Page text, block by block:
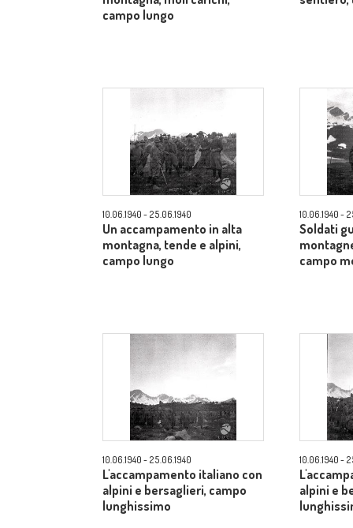
campo lungo
10.06.1940 - 25.06.1940
Un accampamento in alta
montagna, tende e alpini,
campo lungo
10.06.1940 -
Soldati
campo
10.06.1940 - 25.06.1940
L'accampamento italiano con
alpini e bersaglieri, campo
lunghissimo
10.06.1940 -
alpini e